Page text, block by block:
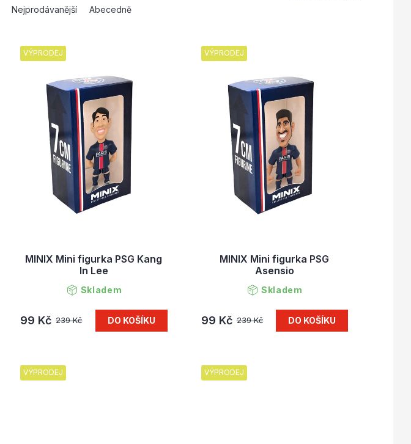
Nejprodávanější Abecedně
VÝPRODEJ
MINIX Mini figurka PSG Kang
In Lee
Skladem
239 Kč
99 Kč DO KOŠÍKU
VÝPRODEJ
MINIX Mini figurka PSG
Asensio
Skladem
239 Kč
99 Kč DO KOŠÍKU
VÝPRODEJ VÝPRODEJ